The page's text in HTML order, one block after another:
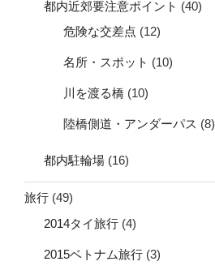
都内近郊要注意ポイント (40)
危険な交差点 (12)
名所・スポット (10)
川を渡る橋 (10)
陸橋側道・アンダーパス (8)
都内駐輪場 (16)
旅行 (49)
2014タイ旅行 (4)
2015ベトナム旅行 (3)